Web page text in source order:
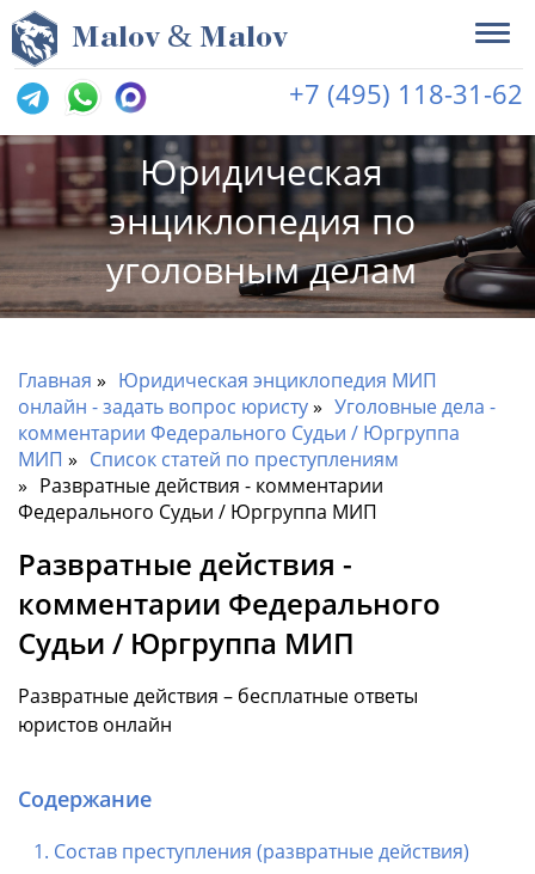
Malov & Malov
+7 (495) 118-31-62
Юридическая
энциклопедия по
уголовным делам
Главная
Юридическая энциклопедия МИП
онлайн - задать вопрос юристу
Уголовные дела -
комментарии Федерального Судьи / Юргруппа
МИП
Список статей по преступлениям
Развратные действия - комментарии
Федерального Судьи / Юргруппа МИП
Развратные действия -
комментарии Федерального
Судьи / Юргруппа МИП
Развратные действия – бесплатные ответы
юристов онлайн
Содержание
Состав преступления (развратные действия)